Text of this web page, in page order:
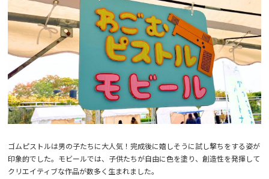
ゴムピストルは男の子たちに大人気！完成後に嬉しそうに試し撃ちをする姿が
印象的でした。モビールでは、子供たちが自由に色を塗り、創造性を発揮して
クリエイティブな作品が数多く生まれました。